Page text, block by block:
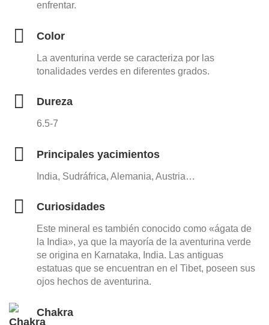
enfrentar.
Color
La aventurina verde se caracteriza por las
tonalidades verdes en diferentes grados.
Dureza
6.5-7
Principales yacimientos
India, Sudráfrica, Alemania, Austria…
Curiosidades
Este mineral es también conocido como «ágata de
la India», ya que la mayoría de la aventurina verde
se origina en Karnataka, India. Las antiguas
estatuas que se encuentran en el Tibet, poseen sus
ojos hechos de aventurina.
Chakra